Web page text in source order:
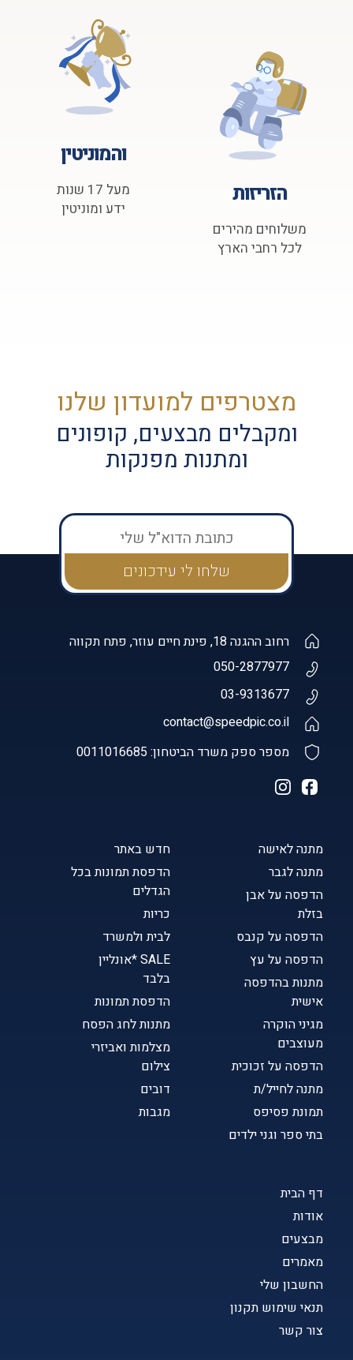
הזריזות
משלוחים מהירים
לכל רחבי הארץ
והמוניטין
מעל 17 שנות
ידע ומוניטין
מצטרפים למועדון שלנו
ומקבלים מבצעים, קופונים
ומתנות מפנקות
דף הבית
אודות
מבצעים
מאמרים
החשבון שלי
תנאי שימוש תקנון
צור קשר
מתנה לאישה
מתנה לגבר
הדפסה על אבן
בזלת
הדפסה על קנבס
הדפסה על עץ
מתנות בהדפסה
אישית
מגיני הוקרה
מעוצבים
הדפסה על זכוכית
מתנה לחייל/ת
תמונת פסיפס
בתי ספר וגני ילדים
חדש באתר
הדפסת תמונות בכל
הגדלים
כריות
לבית ולמשרד
SALE *אונליין
בלבד
הדפסת תמונות
מתנות לחג הפסח
מצלמות ואביזרי
צילום
דובים
מגבות
רחוב ההגנה 18, פינת חיים עוזר, פתח תקווה
050-2877977
03-9313677
contact@speedpic.co.il
מספר ספק משרד הביטחון: 0011016685